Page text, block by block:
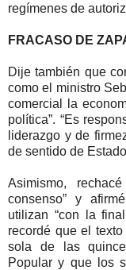
regímenes de
FRACASO DE
Dije también que
como el ministro
comercial la
política”. “Es
liderazgo y de
de sentido de
Asimismo,
consenso” y
utilizan “con la
recordé que el
sola de las
Popular y que los